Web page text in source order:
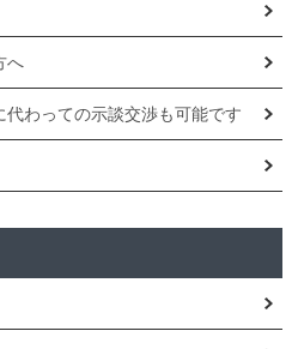
へ
わっての示談交渉も可能です